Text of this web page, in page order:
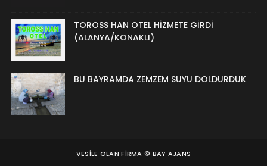
TOROSS HAN OTEL HİZMETE GİRDİ
(ALANYA/KONAKLI)
BU BAYRAMDA ZEMZEM SUYU DOLDURDUK
VESILE OLAN FIRMA © BAY AJANS